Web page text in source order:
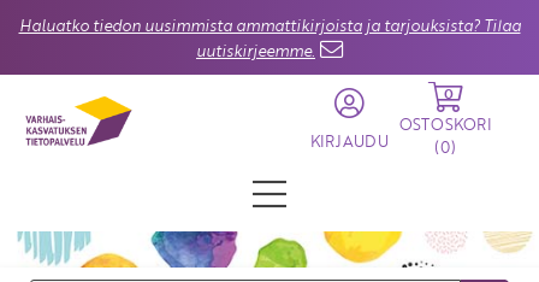
Haluatko tiedon uusimmista ammattikirjoista ja tarjouksista? Tilaa
uutiskirjeemme.
KIRJAUDU
0
OSTOSKORI
(0)
KIRJAUDU SISÄÄN